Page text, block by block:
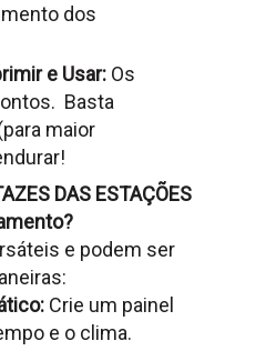
dos
e Usar: Os
Basta
maior
DAS ESTAÇÕES
e podem ser
Crie um painel
e o clima.